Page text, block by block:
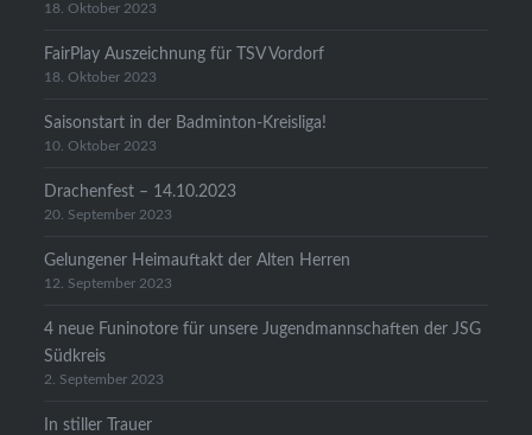
18. Oktober 2023
FairPlay Auszeichnung für TSV Vordorf
18. Oktober 2023
Saisonstart in der Badminton-Kreisliga!
10. Oktober 2023
Drachenfest – 14.10.2023
20. September 2023
Gelungener Heimauftakt der Alten Herren
12. September 2023
4 neue Funinotore für unsere Jugendmannschaften der JSG
Südkreis
2. September 2023
In stiller Trauer